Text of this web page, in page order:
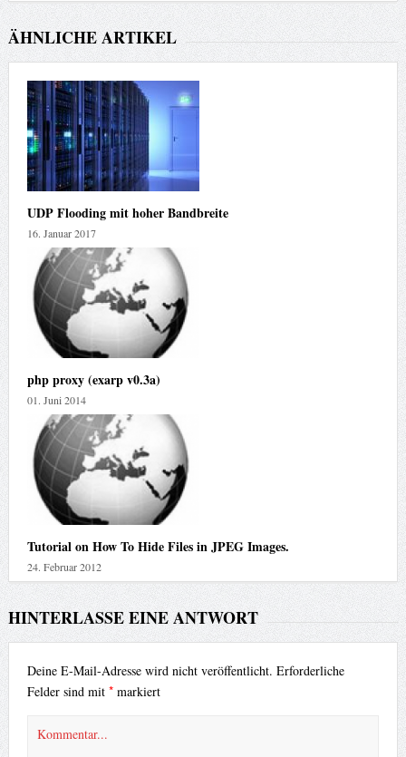
ÄHNLICHE ARTIKEL
UDP Flooding mit hoher Bandbreite
16. Januar 2017
php proxy (exarp v0.3a)
01. Juni 2014
Tutorial on How To Hide Files in JPEG Images.
24. Februar 2012
HINTERLASSE EINE ANTWORT
Deine E-Mail-Adresse wird nicht veröffentlicht. Erforderliche
Felder sind mit *markiert